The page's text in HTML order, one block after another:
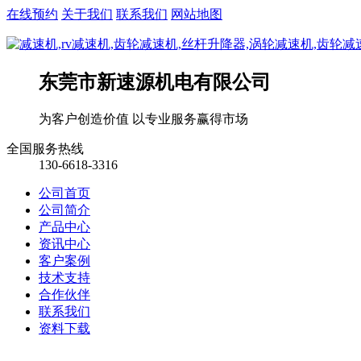
在线预约 关于我们 联系我们 网站地图
东莞市新速源机电有限公司
为客户创造价值 以专业服务赢得市场
全国服务热线
130-6618-3316
公司首页
公司简介
产品中心
资讯中心
客户案例
技术支持
合作伙伴
联系我们
资料下载